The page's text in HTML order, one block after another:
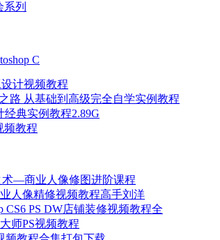
系列
C
设计视频教程
路 从基础到高级完全自学实例教程
经典实例教程2.89G
频教程
术—商业人像修图进阶课程
人像精修视频教程高手刘洋
CS6 PS DW店铺装修视频教程全
师PS视频教程